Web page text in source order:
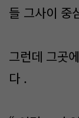
들 그사이 중
그런데 그곳
다 .